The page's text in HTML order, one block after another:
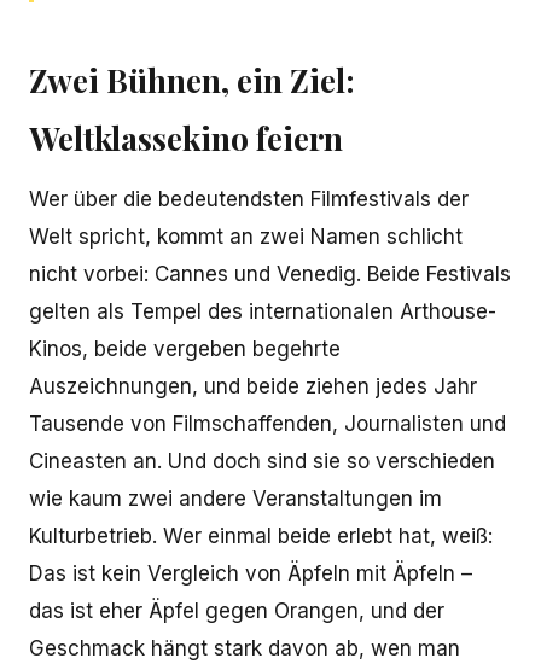
Zwei Bühnen, ein Ziel:
Weltklassekino feiern
Wer über die bedeutendsten Filmfestivals der
Welt spricht, kommt an zwei Namen schlicht
nicht vorbei: Cannes und Venedig. Beide Festivals
gelten als Tempel des internationalen Arthouse-
Kinos, beide vergeben begehrte
Auszeichnungen, und beide ziehen jedes Jahr
Tausende von Filmschaffenden, Journalisten und
Cineasten an. Und doch sind sie so verschieden
wie kaum zwei andere Veranstaltungen im
Kulturbetrieb. Wer einmal beide erlebt hat, weiß:
Das ist kein Vergleich von Äpfeln mit Äpfeln –
das ist eher Äpfel gegen Orangen, und der
Geschmack hängt stark davon ab, wen man